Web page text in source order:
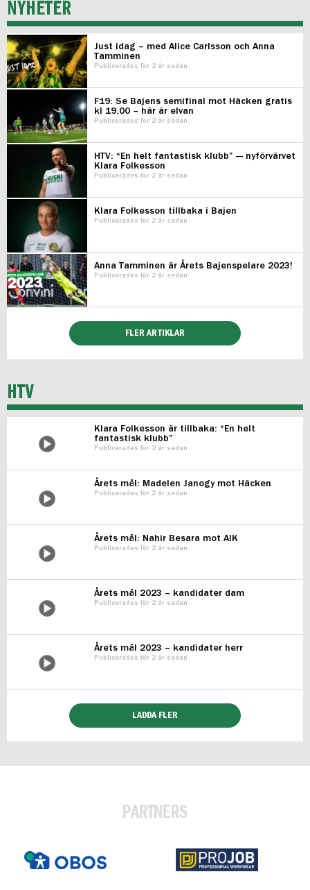
NYHETER
Just idag – med Alice Carlsson och Anna
Tamminen
Publicerades för 2 år sedan
F19: Se Bajens semifinal mot Häcken gratis
kl 19.00 – här är elvan
Publicerades för 2 år sedan
HTV: “En helt fantastisk klubb” — nyförvärvet
Klara Folkesson
Publicerades för 2 år sedan
Klara Folkesson tillbaka i Bajen
Publicerades för 2 år sedan
Anna Tamminen är Årets Bajenspelare 2023!
Publicerades för 2 år sedan
FLER ARTIKLAR
HTV
Klara Folkesson är tillbaka: “En helt
fantastisk klubb”
Publicerades för 2 år sedan
Årets mål: Madelen Janogy mot Häcken
Publicerades för 2 år sedan
Årets mål: Nahir Besara mot AIK
Publicerades för 2 år sedan
Årets mål 2023 – kandidater dam
Publicerades för 2 år sedan
Årets mål 2023 – kandidater herr
Publicerades för 2 år sedan
LADDA FLER
PARTNERS